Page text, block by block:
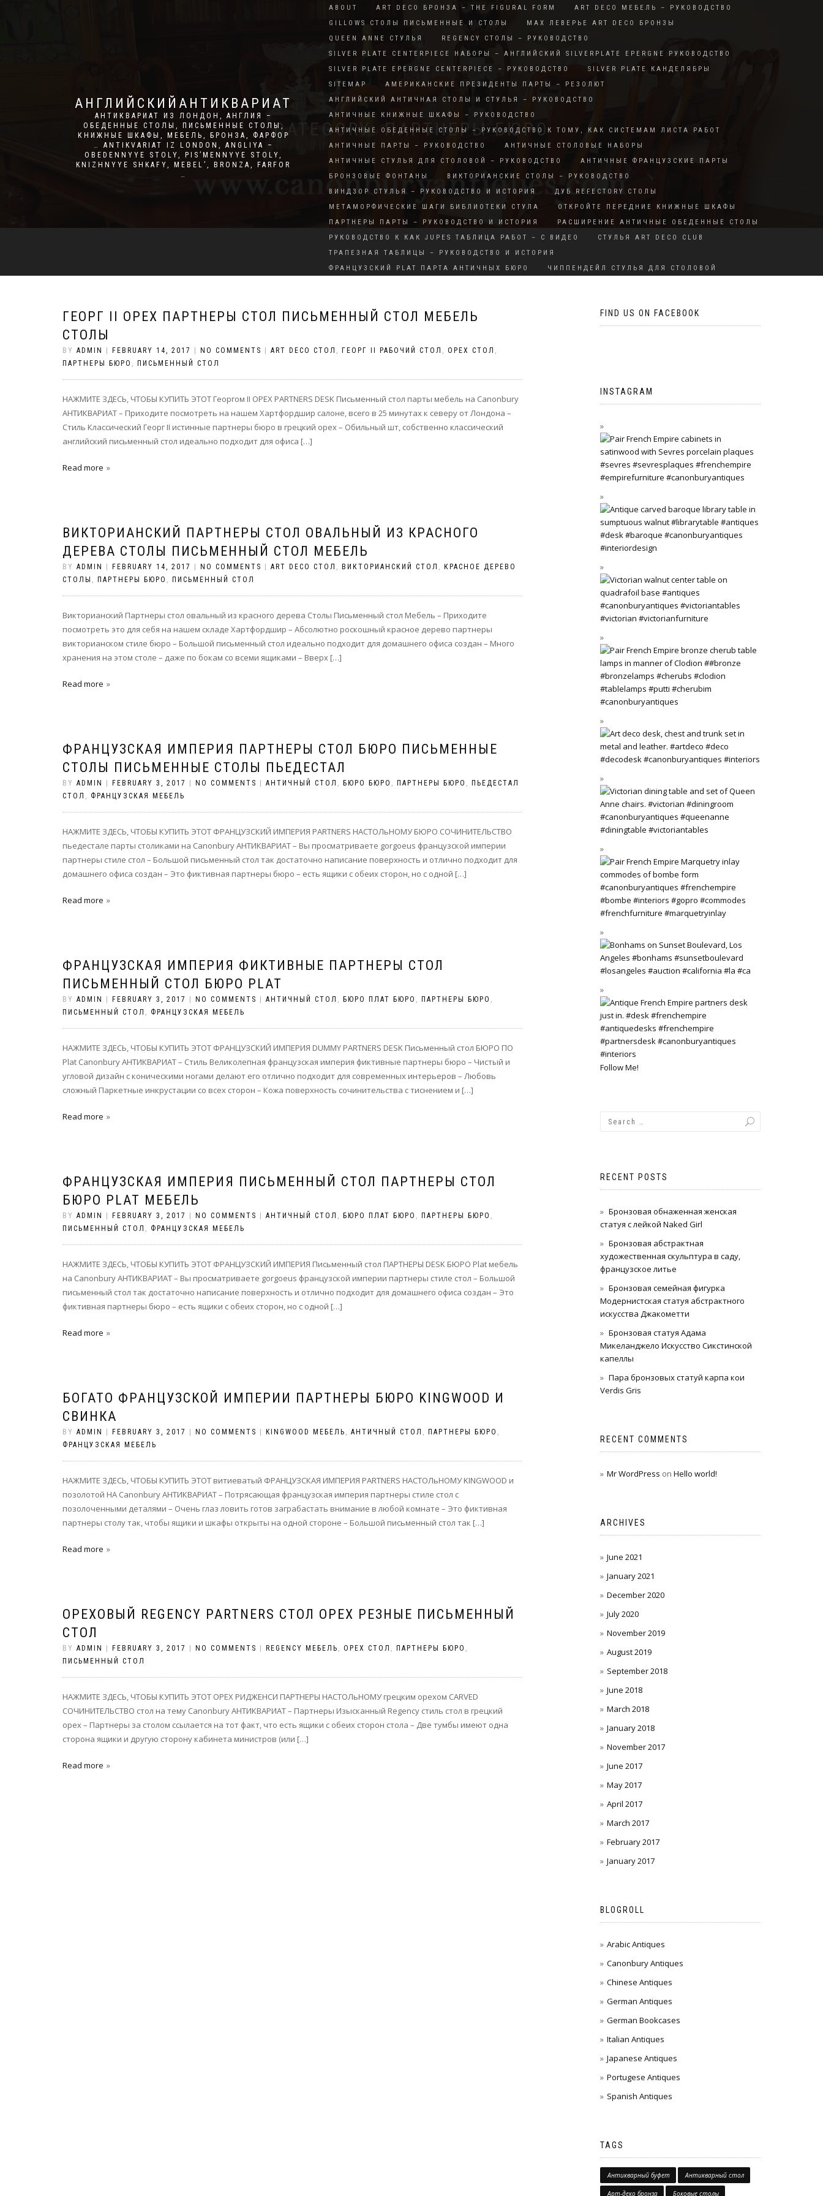
АНГЛИЙСКИЙАНТИКВАРИАТ
АНТИКВАРИАТ ИЗ ЛОНДОН, АНГЛИЯ –
ОБЕДЕННЫЕ СТОЛЫ, ПИСЬМЕННЫЕ СТОЛЫ,
КНИЖНЫЕ ШКАФЫ, МЕБЕЛЬ, БРОНЗА, ФАРФОР
… ANTIKVARIAT IZ LONDON, ANGLIYA –
OBEDENNYYE STOLY, PIS’MENNYYE STOLY,
KNIZHNYYE SHKAFY, MEBEL’, BRONZA, FARFOR
…
ABOUT ART DECO БРОНЗА – THE FIGURAL FORM
ART DECO МЕБЕЛЬ – РУКОВОДСТВО
GILLOWS СТОЛЫ ПИСЬМЕННЫЕ И СТОЛЫ
MAX ЛЕВЕРЬЕ ART DECO БРОНЗЫ
QUEEN ANNE СТУЛЬЯ
REGENCY СТОЛЫ – РУКОВОДСТВО
SILVER PLATE CENTERPIECE НАБОРЫ – АНГЛИЙСКИЙ SILVERPLATE EPERGNE РУКОВОДСТВО
SILVER PLATE EPERGNE CENTERPIECE – РУКОВОДСТВО
SILVER PLATE КАНДЕЛЯБРЫ
SITEMAP
АМЕРИКАНСКИЕ ПРЕЗИДЕНТЫ ПАРТЫ – РЕЗОЛЮТ
АНГЛИЙСКИЙ АНТИЧНАЯ СТОЛЫ И СТУЛЬЯ – РУКОВОДСТВО
АНТИЧНЫЕ КНИЖНЫЕ ШКАФЫ – РУКОВОДСТВО
АНТИЧНЫЕ ОБЕДЕННЫЕ СТОЛЫ – РУКОВОДСТВО К ТОМУ, КАК СИСТЕМАМ ЛИСТА РАБОТ
АНТИЧНЫЕ ПАРТЫ – РУКОВОДСТВО
АНТИЧНЫЕ СТОЛОВЫЕ НАБОРЫ
АНТИЧНЫЕ СТУЛЬЯ ДЛЯ СТОЛОВОЙ – РУКОВОДСТВО
АНТИЧНЫЕ ФРАНЦУЗСКИЕ ПАРТЫ
БРОНЗОВЫЕ ФОНТАНЫ
ВИКТОРИАНСКИЕ СТОЛЫ – РУКОВОДСТВО
ВИНДЗОР СТУЛЬЯ – РУКОВОДСТВО И ИСТОРИЯ
ДУБ REFECTORY СТОЛЫ
МЕТАМОРФИЧЕСКИЕ ШАГИ БИБЛИОТЕКИ СТУЛА
ОТКРОЙТЕ ПЕРЕДНИЕ КНИЖНЫЕ ШКАФЫ
ПАРТНЕРЫ ПАРТЫ – РУКОВОДСТВО И ИСТОРИЯ
РАСШИРЕНИЕ АНТИЧНЫЕ ОБЕДЕННЫЕ СТОЛЫ
РУКОВОДСТВО К КАК JUPES ТАБЛИЦА РАБОТ – С ВИДЕО
СТУЛЬЯ ART DECO CLUB
ТРАПЕЗНАЯ ТАБЛИЦЫ – РУКОВОДСТВО И ИСТОРИЯ
ФРАНЦУЗСКИЙ PLAT ПАРТА АНТИЧНЫХ БЮРО
ЧИППЕНДЕЙЛ СТУЛЬЯ ДЛЯ СТОЛОВОЙ
CATEGORY: ПАРТНЕРЫ БЮРО
ГЕОРГ II ОРЕХ ПАРТНЕРЫ СТОЛ ПИСЬМЕННЫЙ СТОЛ МЕБЕЛЬ
СТОЛЫ
BY ADMIN FEBRUARY 14, 2017 NO COMMENTS ART DECO СТОЛ , ГЕОРГ II РАБОЧИЙ СТОЛ , ОРЕХ СТОЛ ,
ПАРТНЕРЫ БЮРО , ПИСЬМЕННЫЙ СТОЛ
НАЖМИТЕ ЗДЕСЬ, ЧТОБЫ КУПИТЬ ЭТОТ Георгом II ОРЕХ PARTNERS DESK Письменный стол парты мебель на Canonbury
АНТИКВАРИАТ – Приходите посмотреть на нашем Хартфордшир салоне, всего в 25 минутах к северу от Лондона –
Стиль Классический Георг II истинные партнеры бюро в грецкий орех – Обильный шт, собственно классический
английский письменный стол идеально подходит для офиса […]
Read more
ВИКТОРИАНСКИЙ ПАРТНЕРЫ СТОЛ ОВАЛЬНЫЙ ИЗ КРАСНОГО
ДЕРЕВА СТОЛЫ ПИСЬМЕННЫЙ СТОЛ МЕБЕЛЬ
BY ADMIN FEBRUARY 14, 2017 NO COMMENTS ART DECO СТОЛ , ВИКТОРИАНСКИЙ СТОЛ ,
КРАСНОЕ ДЕРЕВО
СТОЛЫ , ПАРТНЕРЫ БЮРО , ПИСЬМЕННЫЙ СТОЛ
Викторианский Партнеры стол овальный из красного дерева Столы Письменный стол Мебель – Приходите
посмотреть это для себя на нашем складе Хартфордшир – Абсолютно роскошный красное дерево партнеры
викторианском стиле бюро – Большой письменный стол идеально подходит для домашнего офиса создан – Много
хранения на этом столе – даже по бокам со всеми ящиками – Вверх […]
Read more
ФРАНЦУЗСКАЯ ИМПЕРИЯ ПАРТНЕРЫ СТОЛ БЮРО ПИСЬМЕННЫЕ
СТОЛЫ ПИСЬМЕННЫЕ СТОЛЫ ПЬЕДЕСТАЛ
BY ADMIN FEBRUARY 3, 2017 NO COMMENTS АНТИЧНЫЙ СТОЛ , БЮРО БЮРО , ПАРТНЕРЫ БЮРО ,
ПЬЕДЕСТАЛ
СТОЛ , ФРАНЦУЗСКАЯ МЕБЕЛЬ
НАЖМИТЕ ЗДЕСЬ, ЧТОБЫ КУПИТЬ ЭТОТ ФРАНЦУЗСКИЙ ИМПЕРИЯ PARTNERS НАСТОЛьНОМУ БЮРО СОЧИНИТЕЛЬСТВО
пьедестале парты столиками на Canonbury АНТИКВАРИАТ – Вы просматриваете gorgoeus французской империи
партнеры стиле стол – Большой письменный стол так достаточно написание поверхность и отлично подходит для
домашнего офиса создан – Это фиктивная партнеры бюро – есть ящики с обеих сторон, но с одной […]
Read more
ФРАНЦУЗСКАЯ ИМПЕРИЯ ФИКТИВНЫЕ ПАРТНЕРЫ СТОЛ
ПИСЬМЕННЫЙ СТОЛ БЮРО PLAT
BY ADMIN FEBRUARY 3, 2017 NO COMMENTS АНТИЧНЫЙ СТОЛ , БЮРО ПЛАТ БЮРО , ПАРТНЕРЫ БЮРО ,
ПИСЬМЕННЫЙ СТОЛ , ФРАНЦУЗСКАЯ МЕБЕЛЬ
НАЖМИТЕ ЗДЕСЬ, ЧТОБЫ КУПИТЬ ЭТОТ ФРАНЦУЗСКИЙ ИМПЕРИЯ DUMMY PARTNERS DESK Письменный стол БЮРО ПО
Plat Canonbury АНТИКВАРИАТ – Стиль Великолепная французская империя фиктивные партнеры бюро – Чистый и
угловой дизайн с коническими ногами делают его отлично подходит для современных интерьеров – Любовь
сложный Паркетные инкрустации со всех сторон – Кожа поверхность сочинительства с тиснением и […]
Read more
ФРАНЦУЗСКАЯ ИМПЕРИЯ ПИСЬМЕННЫЙ СТОЛ ПАРТНЕРЫ СТОЛ
БЮРО PLAT МЕБЕЛЬ
BY ADMIN FEBRUARY 3, 2017 NO COMMENTS АНТИЧНЫЙ СТОЛ , БЮРО ПЛАТ БЮРО , ПАРТНЕРЫ БЮРО ,
ПИСЬМЕННЫЙ СТОЛ , ФРАНЦУЗСКАЯ МЕБЕЛЬ
НАЖМИТЕ ЗДЕСЬ, ЧТОБЫ КУПИТЬ ЭТОТ ФРАНЦУЗСКИЙ ИМПЕРИЯ Письменный стол ПАРТНЕРЫ DESK БЮРО Plat мебель
на Canonbury АНТИКВАРИАТ – Вы просматриваете gorgoeus французской империи партнеры стиле стол – Большой
письменный стол так достаточно написание поверхность и отлично подходит для домашнего офиса создан – Это
фиктивная партнеры бюро – есть ящики с обеих сторон, но с одной […]
Read more
БОГАТО ФРАНЦУЗСКОЙ ИМПЕРИИ ПАРТНЕРЫ БЮРО KINGWOOD И
СВИНКА
BY ADMIN FEBRUARY 3, 2017 NO COMMENTS KINGWOOD МЕБЕЛЬ , АНТИЧНЫЙ СТОЛ , ПАРТНЕРЫ БЮРО ,
ФРАНЦУЗСКАЯ МЕБЕЛЬ
НАЖМИТЕ ЗДЕСЬ, ЧТОБЫ КУПИТЬ ЭТОТ витиеватый ФРАНЦУЗСКАЯ ИМПЕРИЯ PARTNERS НАСТОЛьНОМУ KINGWOOD и
позолотой НА Canonbury АНТИКВАРИАТ – Потрясающая французская империя партнеры стиле стол с
позолоченными деталями – Очень глаз ловить готов заграбастать внимание в любой комнате – Это фиктивная
партнеры столу так, чтобы ящики и шкафы открыты на одной стороне – Большой письменный стол так […]
Read more
ОРЕХОВЫЙ REGENCY PARTNERS СТОЛ ОРЕХ РЕЗНЫЕ ПИСЬМЕННЫЙ
СТОЛ
BY ADMIN FEBRUARY 3, 2017 NO COMMENTS REGENCY МЕБЕЛЬ , ОРЕХ СТОЛ , ПАРТНЕРЫ БЮРО ,
ПИСЬМЕННЫЙ СТОЛ
НАЖМИТЕ ЗДЕСЬ, ЧТОБЫ КУПИТЬ ЭТОТ ОРЕХ РИДЖЕНСИ ПАРТНЕРЫ НАСТОЛьНОМУ грецким орехом CARVED
СОЧИНИТЕЛЬСТВО стол на тему Canonbury АНТИКВАРИАТ – Партнеры Изысканный Regency стиль стол в грецкий
орех – Партнеры за столом ссылается на тот факт, что есть ящики с обеих сторон стола – Две тумбы имеют одна
сторона ящики и другую сторону кабинета министров (или […]
Read more
FIND US ON FACEBOOK
INSTAGRAM
Follow Me!
RECENT POSTS
Бронзовая обнаженная женская
статуя с лейкой Naked Girl
Бронзовая абстрактная
художественная скульптура в саду,
французское литье
Бронзовая семейная фигурка
Модернистская статуя абстрактного
искусства Джакометти
Бронзовая статуя Адама
Микеланджело Искусство Сикстинской
капеллы
Пара бронзовых статуй карпа кои
Verdis Gris
RECENT COMMENTS
Mr WordPress on Hello world!
ARCHIVES
June 2021
January 2021
December 2020
July 2020
November 2019
August 2019
September 2018
June 2018
March 2018
January 2018
November 2017
June 2017
May 2017
April 2017
March 2017
February 2017
January 2017
BLOGROLL
Arabic Antiques
Canonbury Antiques
Chinese Antiques
German Antiques
German Bookcases
Italian Antiques
Japanese Antiques
Portugese Antiques
Spanish Antiques
TAGS
Антикварный буфет Антикварный стол
Арт-деко бронза Боковые столы